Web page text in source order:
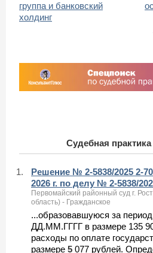
группа и банковский
холдинг
Судебная практика
1.
Решение № 2-5838/2025 2-
2026 г. по делу № 2-5838/
Первомайский районный суд г.
область) - Гражданское
...образовавшуюся за
ДД.ММ.ГГГГ в размере 135
расходы по оплате
размере 5 077 рублей.